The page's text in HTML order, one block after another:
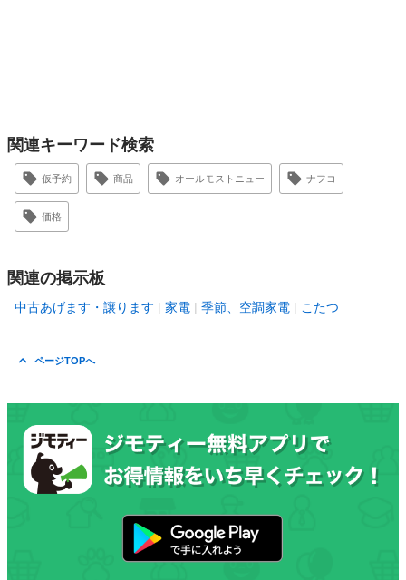
関連キーワード検索
仮予約 商品 オールモストニュー ナフコ
価格
関連の掲示板
中古あげます・譲ります 家電 季節、空調家電 こたつ
ページTOPへ